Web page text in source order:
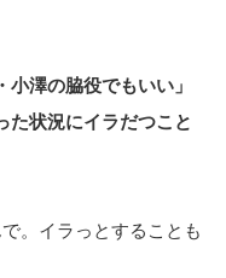
澤の脇役でもいい」
た状況にイラだつこと
。イラっとすることも